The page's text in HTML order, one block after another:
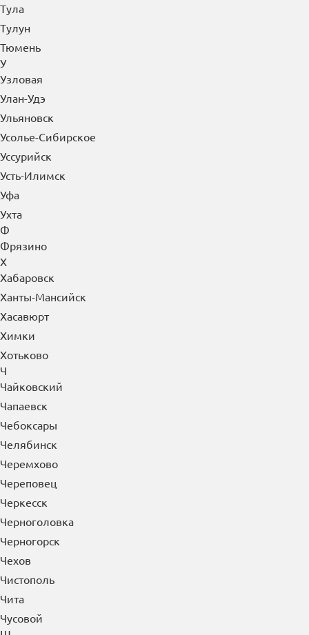
Тулун
Тюмень
У
Узловая
Улан-Удэ
Ульяновск
Усолье-Сибирское
Уссурийск
Усть-Илимск
Уфа
Ухта
Ф
Фрязино
Х
Хабаровск
Ханты-Мансийск
Хасавюрт
Химки
Хотьково
Ч
Чайковский
Чапаевск
Чебоксары
Челябинск
Черемхово
Череповец
Черкесск
Черноголовка
Черногорск
Чехов
Чистополь
Чита
Чусовой
Ш
Шадринск